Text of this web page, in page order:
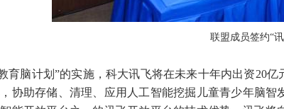
联盟成员签约“
育脑计划”的实施，科大讯飞将在未来十年内出资20
协助存储、清理、应用人工智能挖掘儿童青少年脑